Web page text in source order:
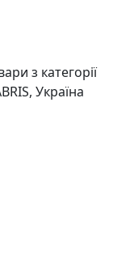
з категорії
Україна